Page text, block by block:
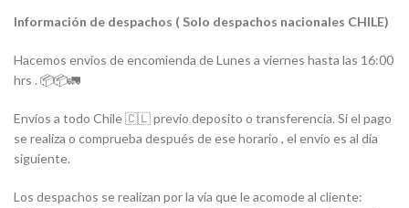
Información de despachos ( Solo despachos nacionales CHILE)
Hacemos envíos de encomienda de Lunes a viernes hasta las 16:00
hrs . 📦📦🚛
Envíos a todo Chile 🇨🇱 previo deposito o transferencia. Si el pago
se realiza o comprueba después de ese horario , el envío es al día
siguiente.
Los despachos se realizan por la vía que le acomode al cliente: